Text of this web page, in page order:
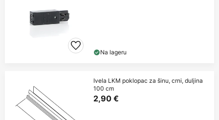
Na lageru
Ivela LKM poklopac za šinu, crni, duljina
100 cm
2,90 €